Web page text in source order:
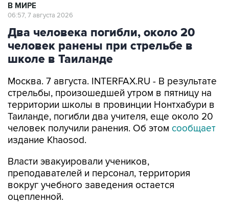
В МИРЕ
06:57, 7 августа 2026
Два человека погибли, около 20
человек ранены при стрельбе в
школе в Таиланде
Москва. 7 августа. INTERFAX.RU - В результате
стрельбы, произошедшей утром в пятницу на
территории школы в провинции Нонтхабури в
Таиланде, погибли два учителя, еще около 20
человек получили ранения. Об этом сообщает
издание Khaosod.
Власти эвакуировали учеников,
преподавателей и персонал, территория
вокруг учебного заведения остается
оцепленной.